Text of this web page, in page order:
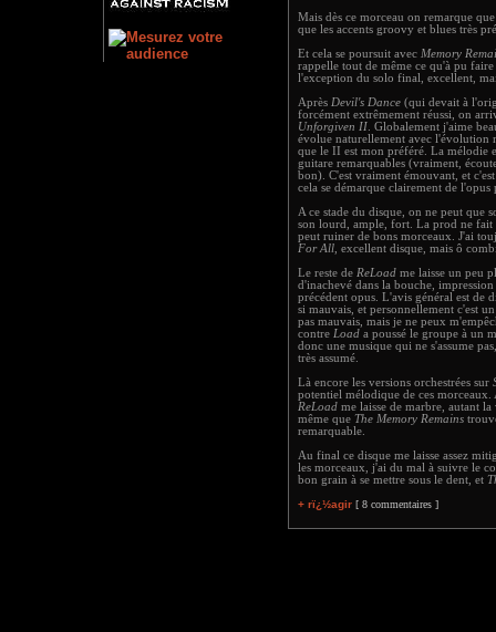
Mais dès ce morceau on remarque
que les accents groovy et blues très
Et cela se poursuit avec Memory
rappelle tout de même ce qu'à pu
l'exception du solo final, excellent,
Après Devil's Dance (qui devait à
forcément extrêmement réussi, on
Unforgiven II . Globalement j'aime
évolue naturellement avec l'évolution
que le II est mon préféré. La mélodie
guitare remarquables (vraiment,
bon). C'est vraiment émouvant, et
cela se démarque clairement de l'opus
A ce stade du disque, on ne peut
son lourd, ample, fort. La prod ne fait
peut ruiner de bons morceaux. J'ai
For All , excellent disque, mais ô
Le reste de ReLoad me laisse un peu
d'inachevé dans la bouche,
précédent opus. L'avis général est de
si mauvais, et personnellement c'est
pas mauvais, mais je ne peux
contre Load a poussé le groupe à un
donc une musique qui ne s'assume
très assumé.
Là encore les versions orchestrées sur
potentiel mélodique de ces
ReLoad me laisse de marbre, autant
même que The Memory Remains
remarquable.
Au final ce disque me laisse assez
les morceaux, j'ai du mal à suivre le
bon grain à se mettre sous le dent, et
+ rï¿½agir [ 8 commentaires ]